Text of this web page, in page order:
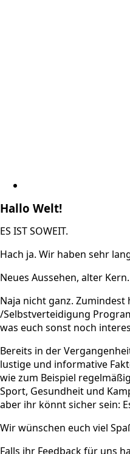
Hallo Welt!
ES IST SOWEIT.
Hach ja. Wir haben sehr
Neues Aussehen, alter Kern.
Naja nicht ganz.
/Selbstverteidigung
was euch sonst noch
Bereits in der
lustige und informative
wie zum Beispiel
Sport, Gesundheit und
aber ihr könnt sicher sein:
Wir wünschen euch viel
Falls ihr Feedback für uns